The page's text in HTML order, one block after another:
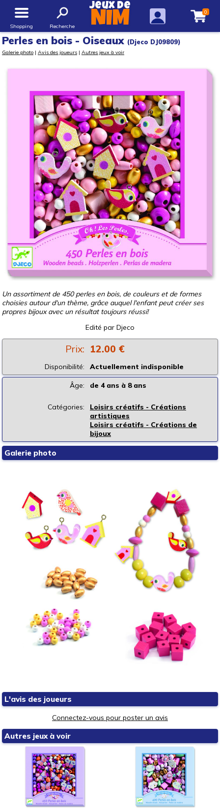
Shopping Recherche
Jeux de
NIM 0
Perles en bois - Oiseaux (Djeco DJ09809)
Galerie photo | Avis des joueurs | Autres jeux à voir
Un assortiment de 450 perles en bois, de couleurs et de formes
choisies autour d'un thème, grâce auquel l'enfant peut créer ses
propres bijoux avec un résultat toujours réussi!
Edité par Djeco
Prix: 12.00 €
Disponibilité: Actuellement indisponible
Âge: de 4 ans à 8 ans
Catégories:
Loisirs créatifs - Créations
artistiques
Loisirs créatifs - Créations de
bijoux
Galerie photo
L'avis des joueurs
Connectez-vous pour poster un avis
Autres jeux à voir